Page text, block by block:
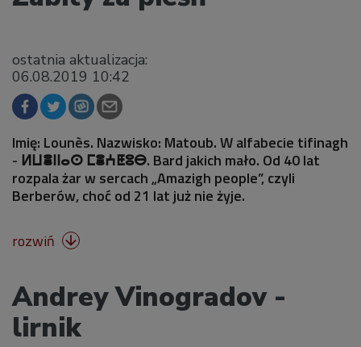
ostatnia aktualizacja:
06.08.2019 10:42
Imię: Lounès. Nazwisko: Matoub. W alfabecie tifinagh
- ⵍⵡⴻⵏⵏⴰⵙ ⵎⴻⵄⵟⵓⴱ. Bard jakich mało. Od 40 lat
rozpala żar w sercach „Amazigh people”, czyli
Berberów, choć od 21 lat już nie żyje.
rozwiń 
Andrey Vinogradov -
lirnik